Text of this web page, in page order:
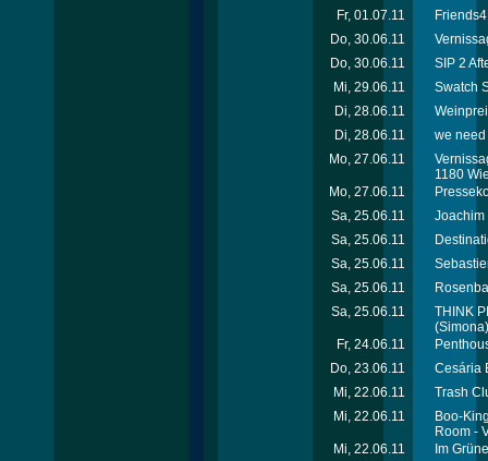
Fr, 01.07.11
Do, 30.06.11
Do, 30.06.11
SIP 2
Mi, 29.06.11
Swatch
Di, 28.06.11
Di, 28.06.11
we
Mo, 27.06.11
1180
Mo, 27.06.11
Sa, 25.06.11
Joachim
Sa, 25.06.11
Sa, 25.06.11
Sa, 25.06.11
Sa, 25.06.11
THINK
(Simona)
Fr, 24.06.11
Do, 23.06.11
Cesária
Mi, 22.06.11
Trash
Mi, 22.06.11
Boo-
Room -
Mi, 22.06.11
Im